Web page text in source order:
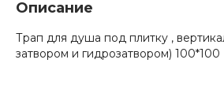
Описание
Трап для душа под плитку ,
затвором и гидрозатвором) 100*100